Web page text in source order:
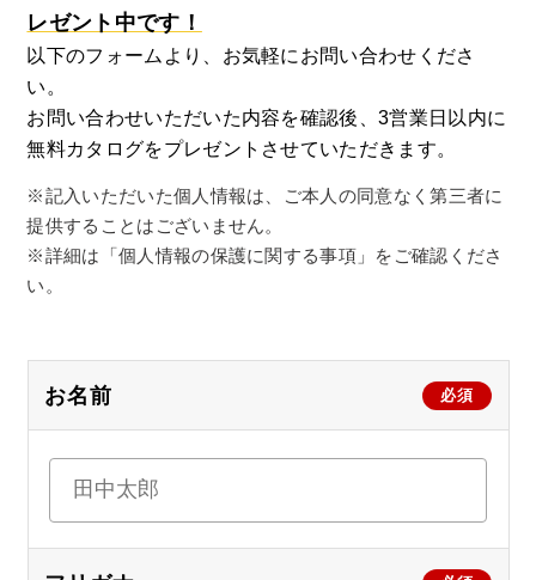
レゼント中です！
以下のフォームより、お気軽にお問い合わせくださ
い。
お問い合わせいただいた内容を確認後、3営業日以内に
無料カタログをプレゼントさせていただきます。
※記入いただいた個人情報は、ご本人の同意なく第三者に
提供することはございません。
※詳細は「個人情報の保護に関する事項」をご確認くださ
い。
必須
お名前